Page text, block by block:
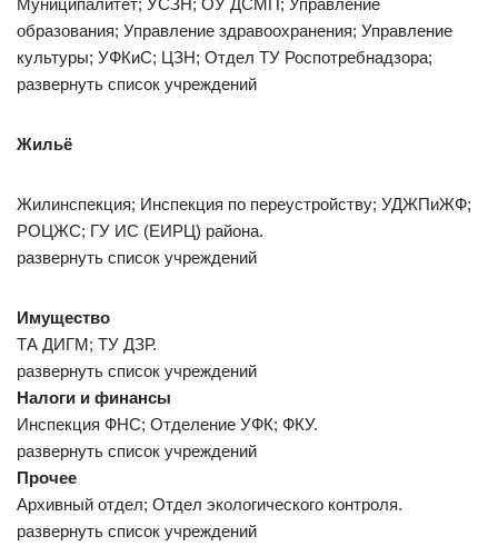
Муниципалитет; УСЗН; ОУ ДСМП; Управление
образования; Управление здравоохранения; Управление
культуры; УФКиС; ЦЗН; Отдел ТУ Роспотребнадзора;
развернуть список учреждений
Жильё
Жилинспекция; Инспекция по переустройству; УДЖПиЖФ;
РОЦЖС; ГУ ИС (ЕИРЦ) района.
развернуть список учреждений
Имущество
ТА ДИГМ; ТУ ДЗР.
развернуть список учреждений
Налоги и финансы
Инспекция ФНС; Отделение УФК; ФКУ.
развернуть список учреждений
Прочее
Архивный отдел; Отдел экологического контроля.
развернуть список учреждений